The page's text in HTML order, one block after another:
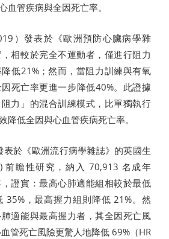
血管疾病與全因死亡率。
）發表於《歐洲預防心臟病學雜
相較於完全不運動者，僅進行阻力
低21%；然而，當阻力訓練與有氧
死亡率更進一步降低40%。此證據
力」的混合訓練模式，比單獨執行
降低全因與心血管疾病死亡率。
於《歐洲流行病學雜誌》的英國生
前瞻性研究，納入 70,913 名成年
證實：最高心肺適能組相較於最低
35%，最高握力組則降低 21%。然
適能與最高握力者，其全因死亡風
管死亡風險更驚人地降低 69%（HR